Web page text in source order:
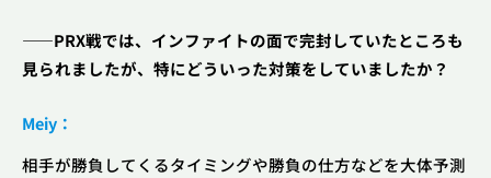
――PRX戦では、インファイトの面で完封していたところも
見られましたが、特にどういった対策をしていましたか？
Meiy：
相手が勝負してくるタイミングや勝負の仕方などを大体予測